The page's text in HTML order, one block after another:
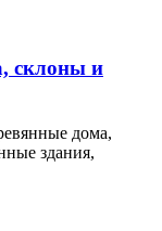
склоны и
дома,
здания,